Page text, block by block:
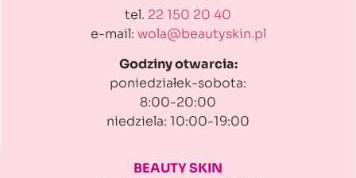
tel. 22 150 20 40
e-mail: wola@beautyskin.pl
Godziny otwarcia:
poniedziałek-sobota:
8:00-20:00
niedziela: 10:00-19:00
BEAUTY SKIN